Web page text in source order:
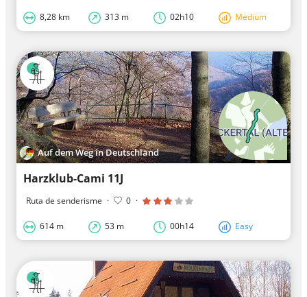
8,28 km 313 m 02h10 Medium
Auf dem Weg in Deutschland
Harzklub-Cami 11J
Ruta de senderisme · 0 ·
614 m 53 m 00h14 Easy